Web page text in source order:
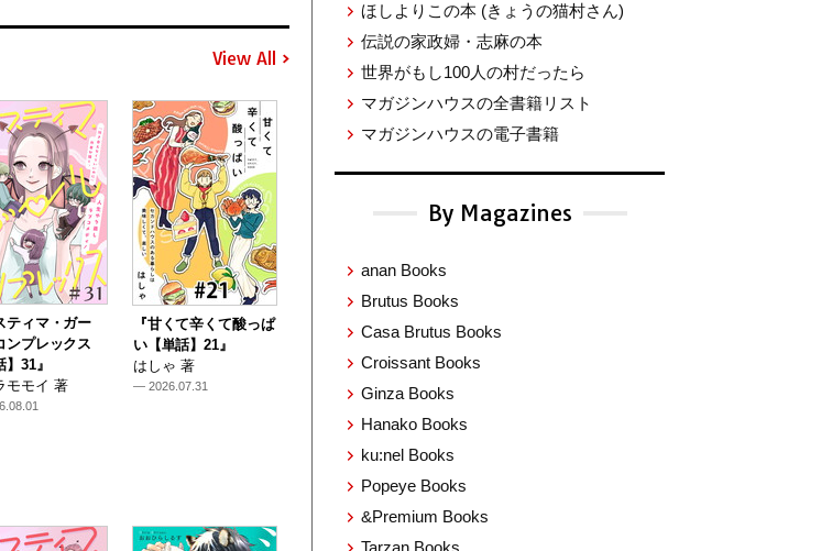
View All
ティマ・ガー
ンプレックス
】31』
モモイ 著
『甘くて辛くて酸っぱ
い【単話】21』
はしゃ 著
— 2026.07.31
ほしよりこの本 (きょうの猫村さん)
伝説の家政婦・志麻の本
世界がもし100人の村だったら
マガジンハウスの全書籍リスト
マガジンハウスの電子書籍
By Magazines
anan Books
Brutus Books
Casa Brutus Books
Croissant Books
Ginza Books
Hanako Books
ku:nel Books
Popeye Books
&Premium Books
Tarzan Books